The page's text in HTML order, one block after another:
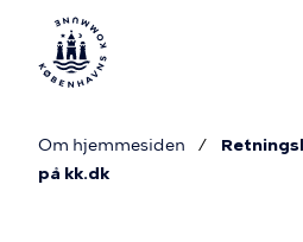
hovedindhold
Du
Om hjemmesiden
på kk.dk